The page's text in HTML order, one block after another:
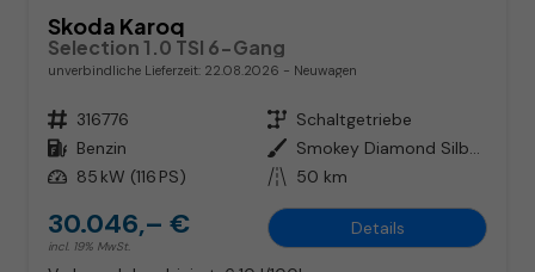
Skoda Karoq
Selection 1.0 TSI 6-Gang
unverbindliche Lieferzeit: 22.08.2026 Neuwagen
Fahrzeugnr. 316776 Getriebe Schaltgetriebe
Kraftstoff Benzin Außenfarbe
Smokey Diamond Silber Metallic
Leistung 85 kW (116 PS) Kilometerstand 50 km
30.046,– €
incl. 19% MwSt.
Details